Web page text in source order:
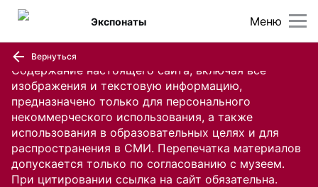
Содержание настоящего сайта, включая все
изображения и текстовую информацию,
предназначено только для персонального
некоммерческого использования, а также
использования в образовательных целях и для
распространения в СМИ. Перепечатка материалов
допускается только по согласованию с музеем.
При цитировании ссылка на сайт обязательна.
Меню
Экспонаты
Вернуться